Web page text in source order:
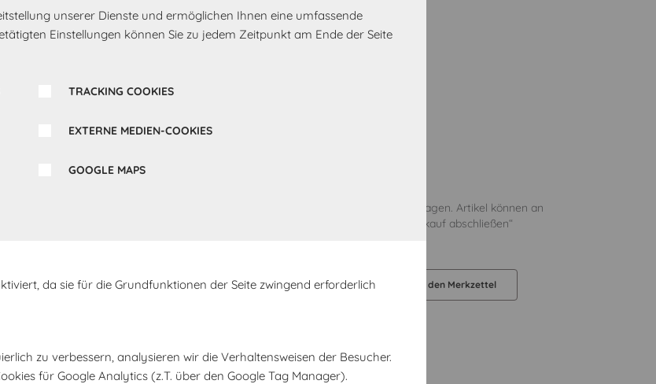
unserer Dienste und ermöglichen Ihnen eine umfassende
Einstellungen können Sie zu jedem Zeitpunkt am Ende der Seite
TRACKING COOKIES
EXTERNE MEDIEN-COOKIES
GOOGLE MAPS
da sie für die Grundfunktionen der Seite zwingend erforderlich
zu verbessern, analysieren wir die Verhaltensweisen der Besucher.
für Google Analytics (z.T. über den Google Tag Manager).
Türanschlag Rechts
Bereit zur Lieferung oder Abholung in 5 Werktagen. Artikel können an
eine Direktadresse oder an den im Schritt „Einkauf abschließen“
In den Warenkorb legen Auf den Merkzettel